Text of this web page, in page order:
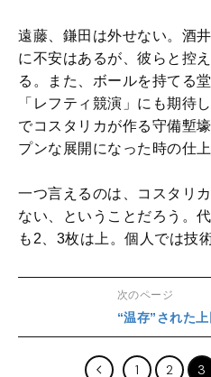
遠藤、鎌田は外せない。酒
に不安はあるが、彼らと控
る。また、ボールを持てる
「レフティ競演」にも期待
でコスタリカが作る守備塹
プンな展開になった時の仕
一つ言えるのは、コスタリ
ない、ということだろう。
も2、3枚は上。個人では技
次のページ
“温存”された
1 2 3